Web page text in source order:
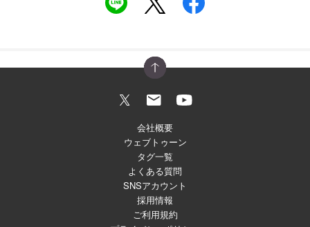
会社概要
ウェブトゥーン
タグ一覧
よくある質問
SNSアカウント
採用情報
ご利用規約